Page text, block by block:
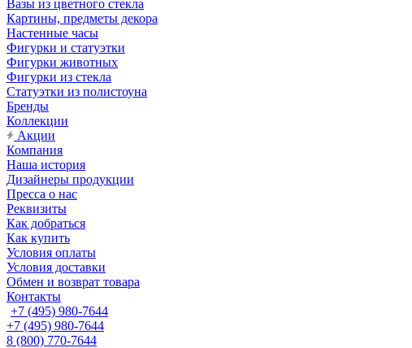
Вазы из цветного стекла
Картины, предметы декора
Настенные часы
Фигурки и статуэтки
Фигурки животных
Фигурки из стекла
Статуэтки из полистоуна
Бренды
Коллекции
Акции
Компания
Наша история
Дизайнеры продукции
Пресса о нас
Реквизиты
Как добраться
Как купить
Условия оплаты
Условия доставки
Обмен и возврат товара
Контакты
+7 (495) 980-7644
+7 (495) 980-7644
8 (800) 770-7644